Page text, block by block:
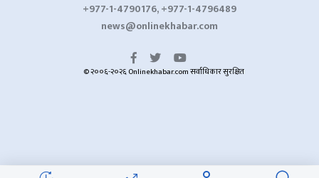
+977-1-4790176, +977-1-4796489
news@onlinekhabar.com
© २००६-२०२६ Onlinekhabar.com सर्वाधिकार सुरक्षित